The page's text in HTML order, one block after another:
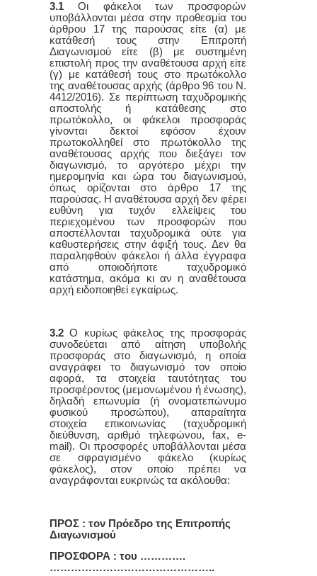
3.1 Οι φάκελοι των προσφορών
υποβάλλονται μέσα στην προθεσμία του
άρθρου 17 της παρούσας είτε (α) με
κατάθεσή τους στην Επιτροπή
Διαγωνισμού είτε (β) με συστημένη
επιστολή προς την αναθέτουσα αρχή είτε
(γ) με κατάθεσή τους στο πρωτόκολλο
της αναθέτουσας αρχής (άρθρο 96 του Ν.
4412/2016). Σε περίπτωση ταχυδρομικής
αποστολής ή κατάθεσης στο
πρωτόκολλο, οι φάκελοι προσφοράς
γίνονται δεκτοί εφόσον έχουν
πρωτοκολληθεί στο πρωτόκολλο της
αναθέτουσας αρχής που διεξάγει τον
διαγωνισμό, το αργότερο μέχρι την
ημερομηνία και ώρα του διαγωνισμού,
όπως ορίζονται στο άρθρο 17 της
παρούσας. Η αναθέτουσα αρχή δεν φέρει
ευθύνη για τυχόν ελλείψεις του
περιεχομένου των προσφορών που
αποστέλλονται ταχυδρομικά ούτε για
καθυστερήσεις στην άφιξή τους. Δεν θα
παραληφθούν φάκελοι ή άλλα έγγραφα
από οποιοδήποτε ταχυδρομικό
κατάστημα, ακόμα κι αν η αναθέτουσα
αρχή ειδοποιηθεί εγκαίρως.
3.2 Ο κυρίως φάκελος της προσφοράς
συνοδεύεται από αίτηση υποβολής
προσφοράς στο διαγωνισμό, η οποία
αναγράφει το διαγωνισμό τον οποίο
αφορά, τα στοιχεία ταυτότητας του
προσφέροντος (μεμονωμένου ή ένωσης),
δηλαδή επωνυμία (ή ονοματεπώνυμο
φυσικού προσώπου), απαραίτητα
στοιχεία επικοινωνίας (ταχυδρομική
διεύθυνση, αριθμό τηλεφώνου, fax, e-
mail). Οι προσφορές υποβάλλονται μέσα
σε σφραγισμένο φάκελο (κυρίως
φάκελος), στον οποίο πρέπει να
αναγράφονται ευκρινώς τα ακόλουθα:
ΠΡΟΣ : τον Πρόεδρο της Επιτροπής
Διαγωνισμού
ΠΡΟΣΦΟΡΑ : του ………….
………………………………………..